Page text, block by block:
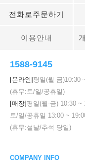
전화로주문하기
이용안내
1588-9145
[온라인] 평일(월-금)10:30
(휴무:토/일/공휴일)
[매장] 평일(월-금) 10:30 ~
토/일/공휴일 13:00 ~
(휴무:설날/추석 당일)
COMPANY INFO